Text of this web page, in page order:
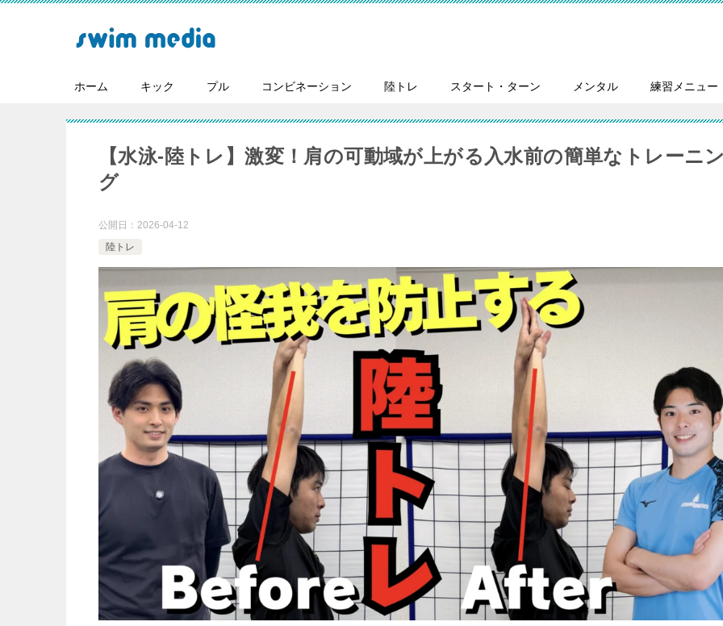
ホーム キック プル コンビネーション 陸トレ スタート・ターン メンタル 練習メニュー
【水泳-陸トレ】激変！肩の可動域が上がる入水前の簡単なトレーニ
グ
公開日： 2026-04-12
陸トレ